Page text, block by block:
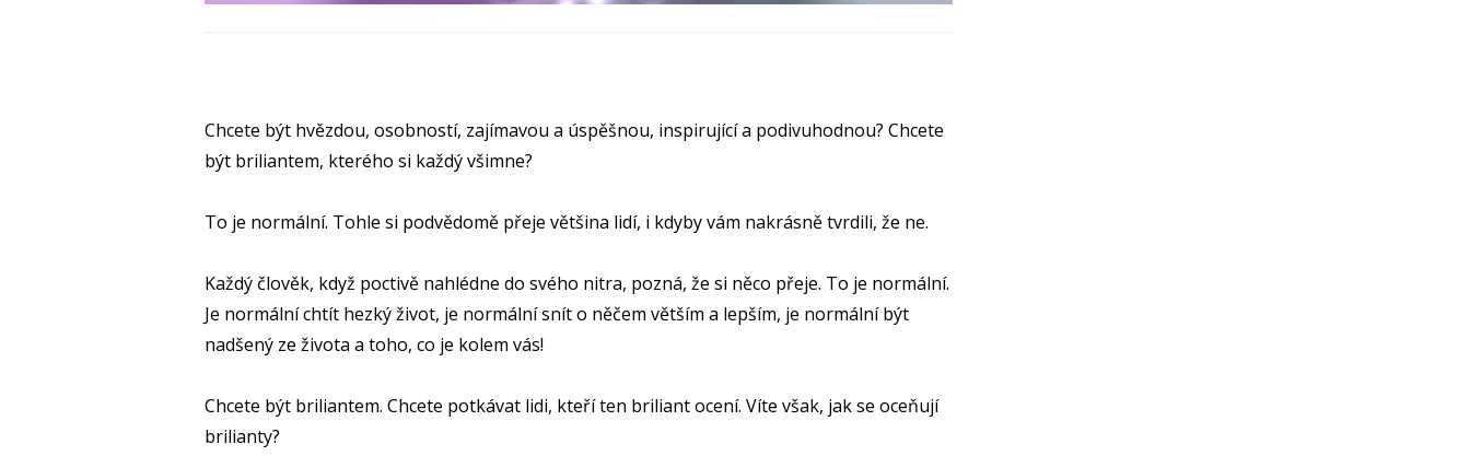
Chcete být hvězdou, osobností, zajímavou a úspěšnou, inspirující a podivuhodnou? Chcete
být briliantem, kterého si každý všimne?
To je normální. Tohle si podvědomě přeje většina lidí, i kdyby vám nakrásně tvrdili, že ne.
Každý člověk, když poctivě nahlédne do svého nitra, pozná, že si něco přeje. To je normální.
Je normální chtít hezký život, je normální snít o něčem větším a lepším, je normální být
nadšený ze života a toho, co je kolem vás!
Chcete být briliantem. Chcete potkávat lidi, kteří ten briliant ocení. Víte však, jak se oceňují
brilianty?